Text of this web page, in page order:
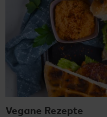
Vegane Rezepte